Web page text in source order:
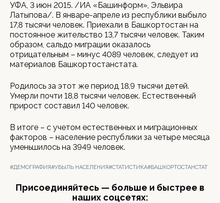
УФА, 3 июн 2015. /ИА «Башинформ», Эльвира
Латыпова/. В январе-апреле из республики выбыло
17,8 тысячи человек. Приехали в Башкортостан на
постоянное жительство 13,7 тысячи человек. Таким
образом, сальдо миграции оказалось
отрицательным – минус 4089 человек, следует из
материалов Башкортостанстата.
Родилось за этот же период 18,9 тысячи детей.
Умерли почти 18,8 тысячи человек. Естественный
прирост составил 140 человек.
В итоге – с учетом естественных и миграционных
факторов – население республики за четыре месяца
уменьшилось на 3949 человек.
#ДЕМОГРАФИЯ#УБЫЛЬ НАСЕЛЕНИЯ#СТАТИСТИКА#БАШКОРТОСТАНСТАТ
Присоединяйтесь — больше и быстрее в
наших соцсетях: